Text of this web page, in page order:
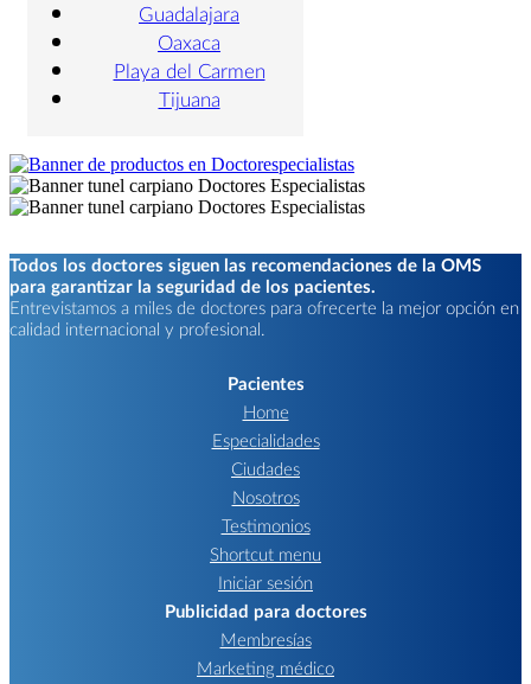
Guadalajara
Oaxaca
Playa del Carmen
Tijuana
Todos los doctores siguen las recomendaciones de la OMS
para garantizar la seguridad de los pacientes.
Entrevistamos a miles de doctores para ofrecerte la mejor opción en
calidad internacional y profesional.
Pacientes
Home
Especialidades
Ciudades
Nosotros
Testimonios
Shortcut menu
Iniciar sesión
Publicidad para doctores
Membresías
Marketing médico